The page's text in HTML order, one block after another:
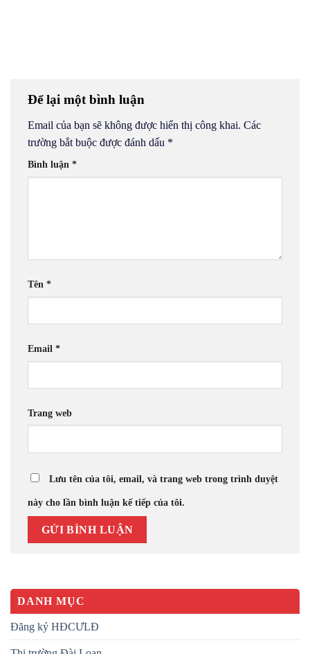
Để lại một bình luận
Email của bạn sẽ không được hiển thị công khai. Các
trường bắt buộc được đánh dấu *
Bình luận *
Tên *
Email *
Trang web
Lưu tên của tôi, email, và trang web trong trình duyệt
này cho lần bình luận kế tiếp của tôi.
DANH MỤC
Đăng ký HĐCƯLĐ